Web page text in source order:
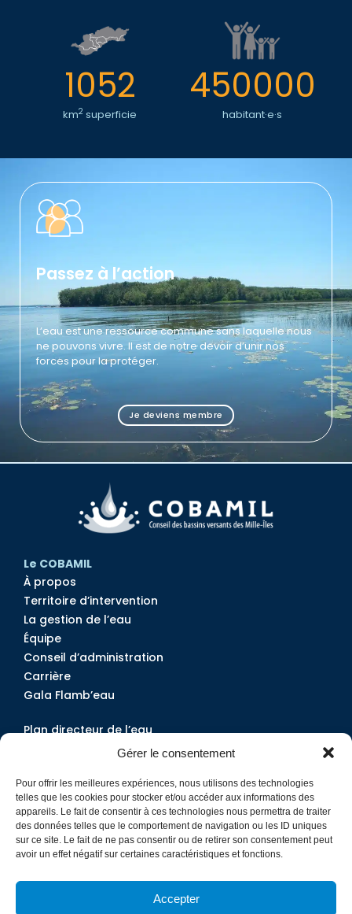
Gérer le consentement
Pour offrir les meilleures expériences, nous utilisons des technologies
telles que les cookies pour stocker et/ou accéder aux informations des
appareils. Le fait de consentir à ces technologies nous permettra de traiter
des données telles que le comportement de navigation ou les ID uniques
sur ce site. Le fait de ne pas consentir ou de retirer son consentement peut
avoir un effet négatif sur certaines caractéristiques et fonctions.
Accepter
1052
km2 superficie
450000
habitant·e·s
Passez à l’action
L’eau est une ressource commune sans laquelle nous
ne pouvons vivre. Il est de notre devoir d’unir nos
forces pour la protéger.
Je deviens membre
Le COBAMIL
À propos
Territoire d’intervention
La gestion de l’eau
Équipe
Conseil d’administration
Carrière
Gala Flamb’eau
Plan directeur de l’eau
Outils et documentation
Qualité de l’eau
Devenir membre
Médias